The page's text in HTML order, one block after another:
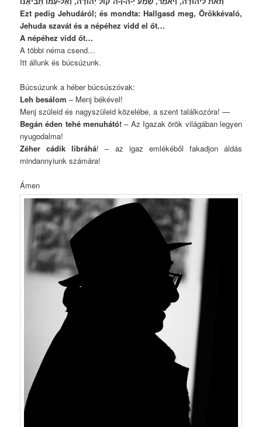
Ezt pedig Jehudáról; és mondta: Hallgasd meg, Örökkévaló,
Jehuda szavát és a népéhez vidd el őt…
A népéhez vidd őt…
A többi néma csend…
Itt állunk és búcsúzunk.
Búcsúzunk a héber búcsúszóvak:
Leh besálom – Menj békével!
Menj szüleid és nagyszüleid közelébe, a szent találkozóra! —
Begán éden tehé menuhátó! – Az Igazak örök világában legyen
nyugodalma!
Zéher cádik libráhá! – az igaz emlékéből fakadjon áldás
mindannyiunk számára!
Ámen